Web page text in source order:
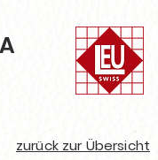
zurück zur Übersicht